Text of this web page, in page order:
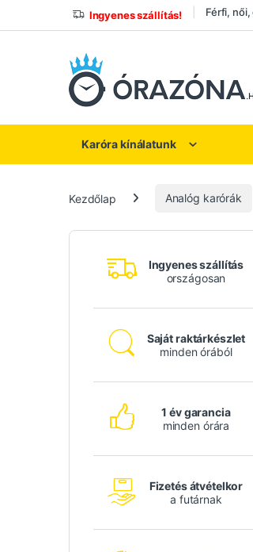
Ugrás a navigációhoz
Ugrás a tartalomhozIngyenes szállítás! Férfi,
Karóra kínálatunk
Kezdőlap Analóg karórák
Ingyenes szállítás
országosan
Saját raktárkészlet
minden órából
1 év garancia
minden órára
Fizetés átvételkor
a futárnak